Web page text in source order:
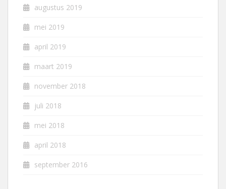
augustus 2019
mei 2019
april 2019
maart 2019
november 2018
juli 2018
mei 2018
april 2018
september 2016